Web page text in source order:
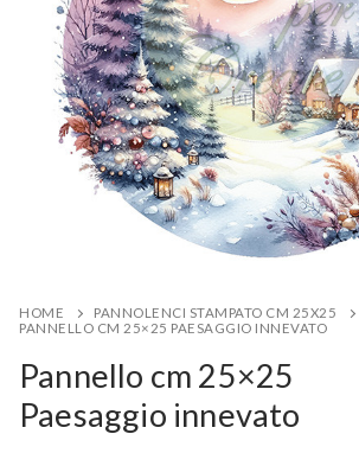
HOME PANNOLENCI STAMPATO CM 25X25
PANNELLO CM 25×25 PAESAGGIO INNEVATO
Pannello cm 25×25
Paesaggio innevato